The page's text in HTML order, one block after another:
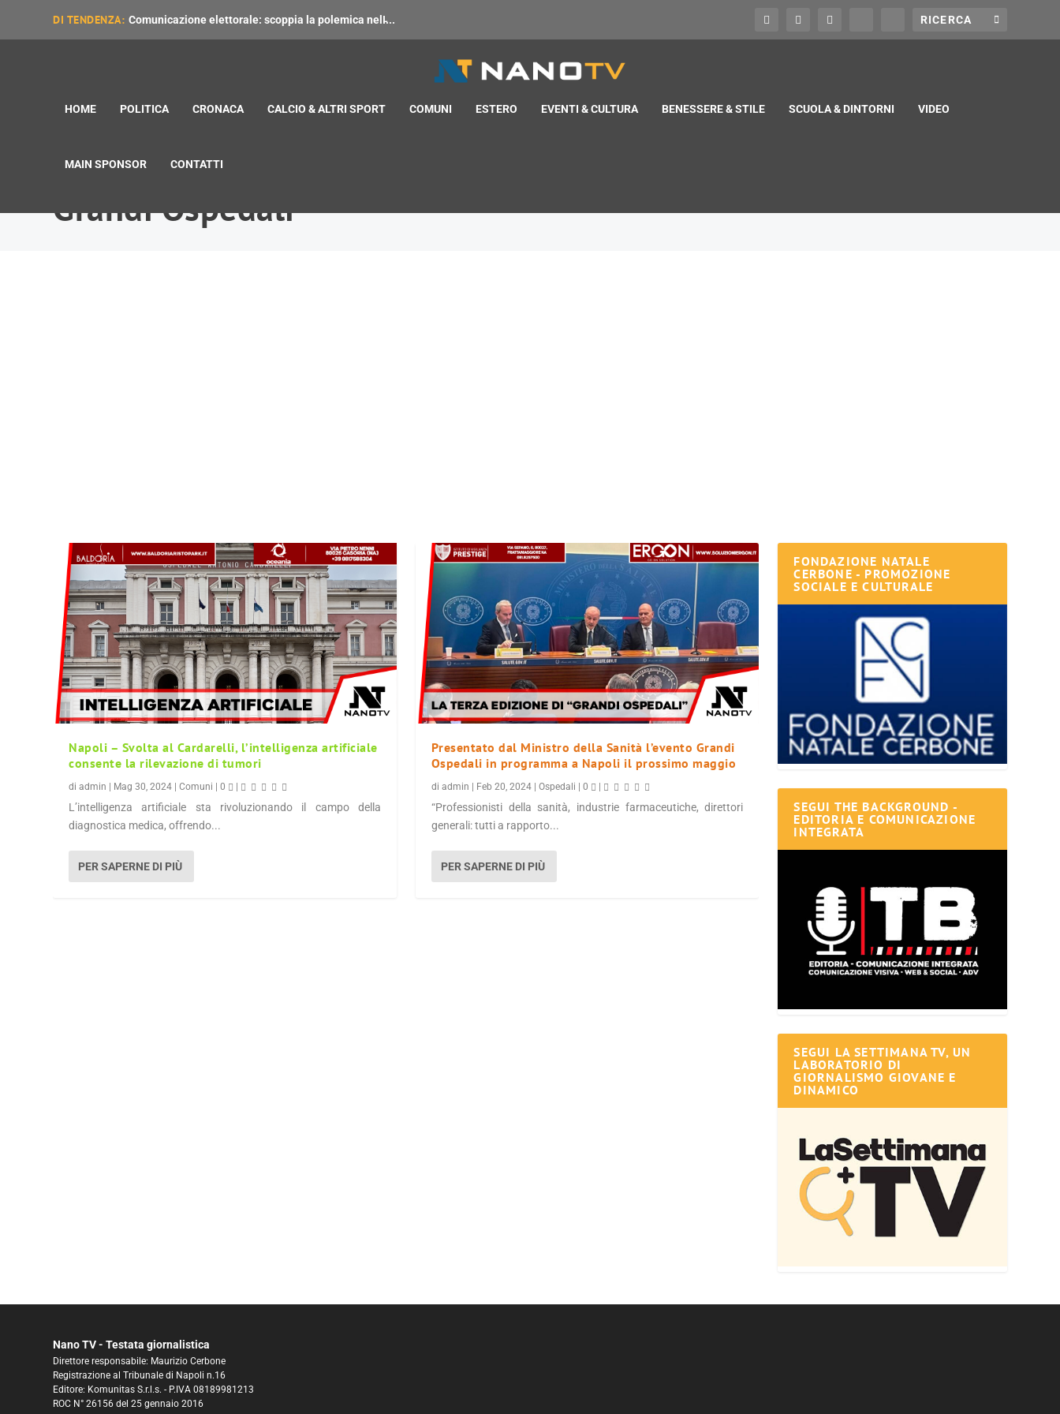
DI TENDENZA: Comunicazione elettorale: scoppia la polemica nell̵...
HOME POLITICA CRONACA CALCIO & ALTRI SPORT COMUNI ESTERO EVENTI & CULTURA BENESSERE & STILE SCUOLA & DINTORNI VIDEO
MAIN SPONSOR CONTATTI
Grandi Ospedali
Napoli – Svolta al Cardarelli, l’intelligenza artificiale
consente la rilevazione di tumori
diadmin | Mag 30, 2024 |Comuni |0 |
L’intelligenza artificiale sta rivoluzionando il campo della
diagnostica medica, offrendo...
PER SAPERNE DI PIÙ
Presentato dal Ministro della Sanità l’evento Grandi
Ospedali in programma a Napoli il prossimo maggio
di admin | Feb 20, 2024| Ospedali | 0 |
“Professionisti della sanità, industrie farmaceutiche, direttori
generali: tutti a rapporto...
PER SAPERNE DI PIÙ
FONDAZIONE NATALE
CERBONE - PROMOZIONE
SOCIALE E CULTURALE
SEGUI THE BACKGROUND -
EDITORIA E COMUNICAZIONE
INTEGRATA
SEGUI LA SETTIMANA TV, UN
LABORATORIO DI
GIORNALISMO GIOVANE E
DINAMICO
Nano TV - Testata giornalistica
Direttore responsabile: Maurizio Cerbone
Registrazione al Tribunale di Napoli n.16
Editore: Komunitas S.r.l.s. - P.IVA 08189981213
ROC N° 26156 del 25 gennaio 2016